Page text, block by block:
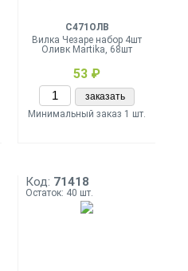
С471ОЛВ
Вилка Чезаре набор 4шт
Оливк Martika, 68шт
53 ₽
заказать
Минимальный заказ 1 шт.
Код: 71418
Остаток: 40 шт.